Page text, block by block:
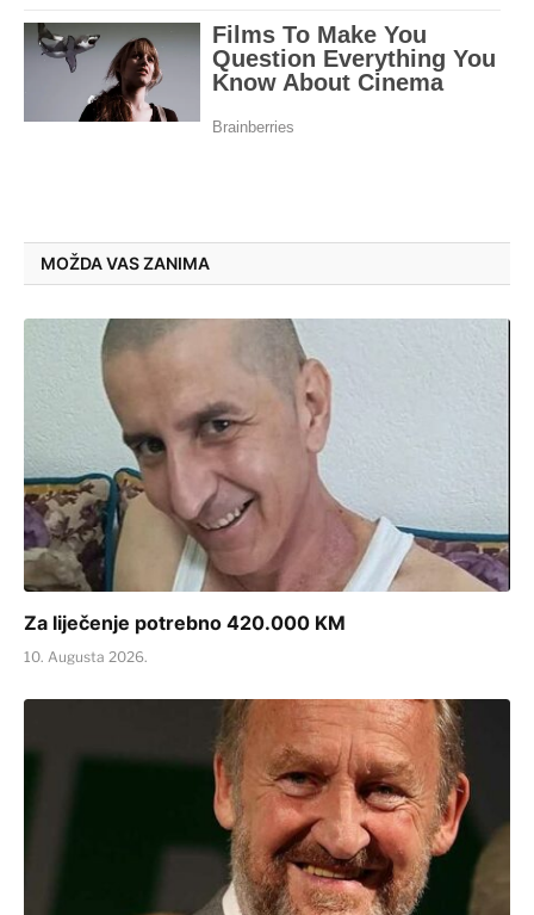
MOŽDA VAS ZANIMA
Za liječenje potrebno 420.000 KM
10. Augusta 2026.